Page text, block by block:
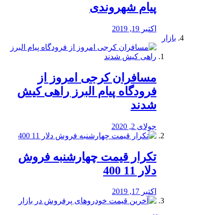
پیام شهروندی
اکتبر 19, 2019
بازار
مسافران کرجی امروز از
فرودگاه پیام البرز راهی کیش
شدند
جولای 2, 2020
تکرار قیمت چهارشنبه فروش
دلار 11 400
اکتبر 17, 2019